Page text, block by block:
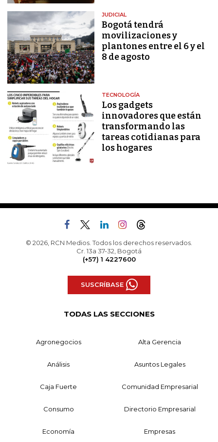
JUDICIAL
Bogotá tendrá
movilizaciones y
plantones entre el 6 y el
8 de agosto
TECNOLOGÍA
Los gadgets
innovadores que están
transformando las
tareas cotidianas para
los hogares
© 2026, RCN Medios. Todos los derechos reservados.
Cr. 13a 37-32, Bogotá
(+57) 1 4227600
SUSCRÍBASE
TODAS LAS SECCIONES
Agronegocios Alta Gerencia
Análisis Asuntos Legales
Caja Fuerte Comunidad Empresarial
Consumo Directorio Empresarial
Economía Empresas